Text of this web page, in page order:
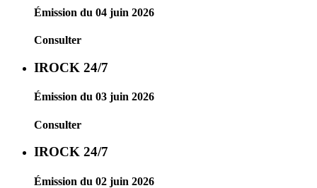
Émission du 04 juin 2026
Consulter
IROCK 24/7
Émission du 03 juin 2026
Consulter
IROCK 24/7
Émission du 02 juin 2026